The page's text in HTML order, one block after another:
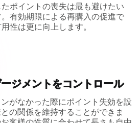
ポイントの喪失は最も避けたい
有効期限による再購入の促進で
性は更に向上します。
ジメントをコントロール
がなかった際にポイント失効を設
の関係を維持することができま